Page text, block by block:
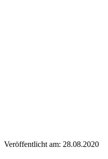
Veröffentlicht am: 28.08.2020